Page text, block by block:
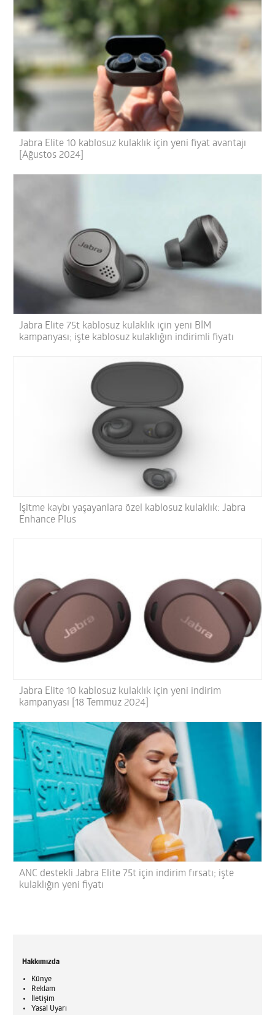
Jabra Elite 10 kablosuz kulaklık için yeni fiyat avantajı
[Ağustos 2024]
Jabra Elite 75t kablosuz kulaklık için yeni BİM
kampanyası; işte kablosuz kulaklığın indirimli fiyatı
İşitme kaybı yaşayanlara özel kablosuz kulaklık: Jabra
Enhance Plus
Jabra Elite 10 kablosuz kulaklık için yeni indirim
kampanyası [18 Temmuz 2024]
ANC destekli Jabra Elite 75t için indirim fırsatı; işte
kulaklığın yeni fiyatı
Hakkımızda
Künye
Reklam
İletişim
Yasal Uyarı